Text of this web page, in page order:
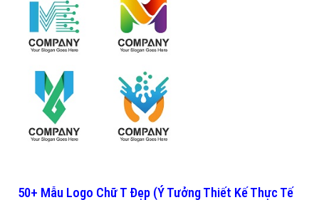
50+ Mẫu Logo Chữ T Đẹp (Ý Tưởng Thiết Kế Thực Tế